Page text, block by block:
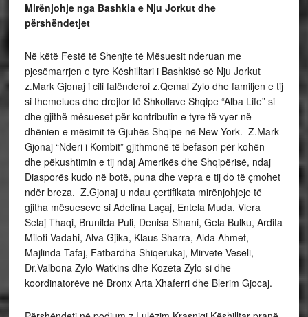
Mirënjohje nga Bashkia e Nju Jorkut dhe
përshëndetjet
Në këtë Festë të Shenjte të Mësuesit nderuan me
pjesëmarrjen e tyre Këshilltari i Bashkisë së Nju Jorkut
z.Mark Gjonaj i cili falënderoi z.Qemal Zylo dhe familjen e tij
si themelues dhe drejtor të Shkollave Shqipe “Alba Life” si
dhe gjithë mësueset për kontributin e tyre të vyer në
dhënien e mësimit të Gjuhës Shqipe në New York. Z.Mark
Gjonaj “Nderi i Kombit” gjithmonë të befason për kohën
dhe pëkushtimin e tij ndaj Amerikës dhe Shqipërisë, ndaj
Diasporës kudo në botë, puna dhe vepra e tij do të çmohet
ndër breza. Z.Gjonaj u ndau çertifikata mirënjohjeje të
gjitha mësueseve si Adelina Laçaj, Entela Muda, Vlera
Selaj Thaqi, Brunilda Puli, Denisa Sinani, Gela Bulku, Ardita
Miloti Vadahi, Alva Gjika, Klaus Sharra, Alda Ahmet,
Majlinda Tafaj, Fatbardha Shiqerukaj, Mirvete Veseli,
Dr.Valbona Zylo Watkins dhe Kozeta Zylo si dhe
koordinatorëve në Bronx Arta Xhaferri dhe Blerim Gjocaj.